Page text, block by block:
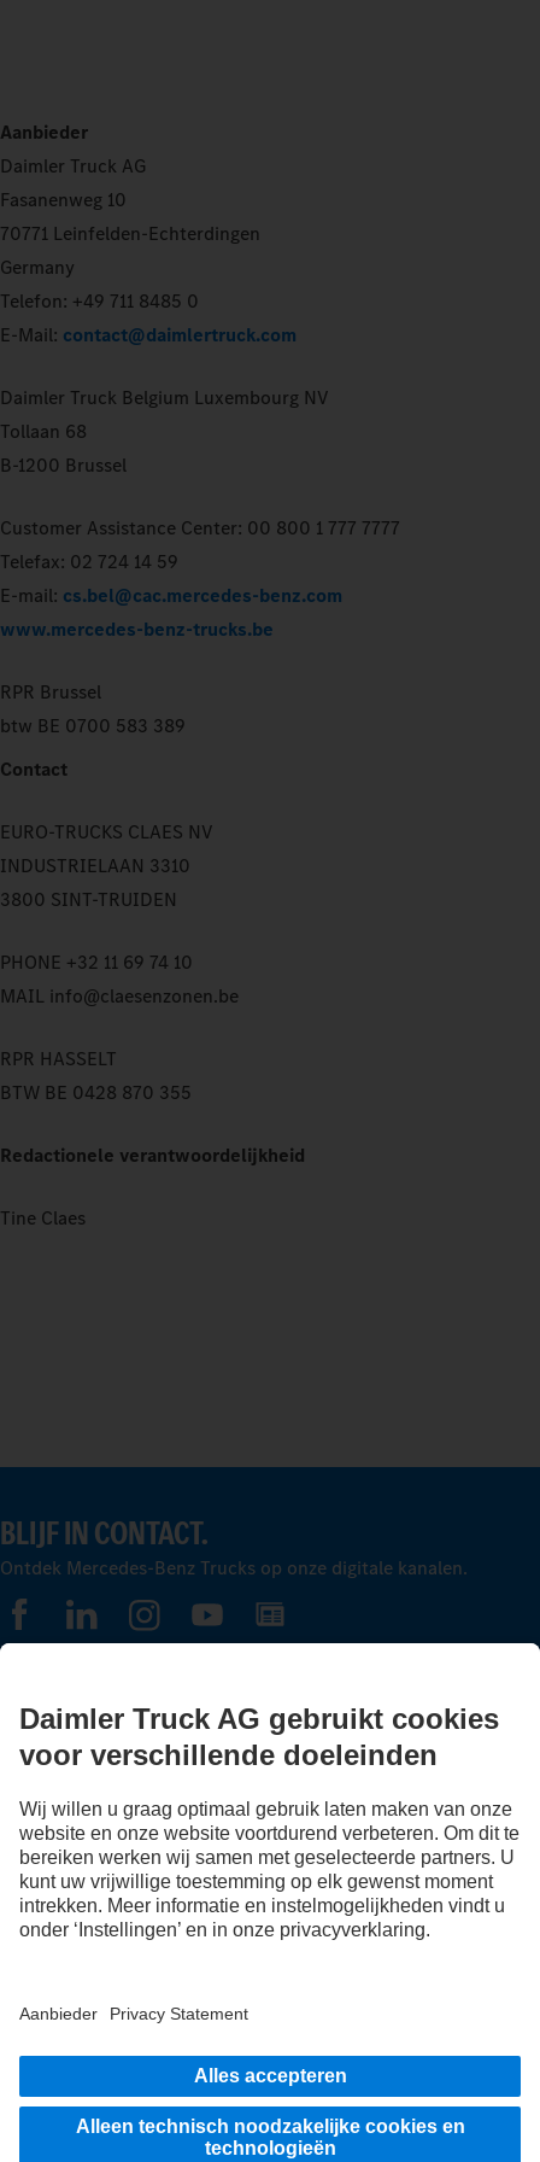
Aanbieder
Daimler Truck AG
Fasanenweg 10
70771 Leinfelden-Echterdingen
Germany
Telefon: +49 711 8485 0
E-Mail: contact@daimlertruck.com
Daimler Truck Belgium Luxembourg NV
Tollaan 68
B-1200 Brussel
Customer Assistance Center: 00 800 1 777 7777
Telefax: 02 724 14 59
E-mail: cs.bel@cac.mercedes-benz.com
www.mercedes-benz-trucks.be
RPR Brussel
btw BE 0700 583 389
Contact
EURO-TRUCKS CLAES NV
INDUSTRIELAAN 3310
3800 SINT-TRUIDEN
PHONE +32 11 69 74 10
MAIL info@claesenzonen.be
RPR HASSELT
BTW BE 0428 870 355
Redactionele verantwoordelijkheid
Tine Claes
BLIJF IN CONTACT.
Ontdek Mercedes-Benz Trucks op onze digitale kanalen.
FOLLOW THE ROADSTARS.
Deel nu uw ervaringen met andere truckers.